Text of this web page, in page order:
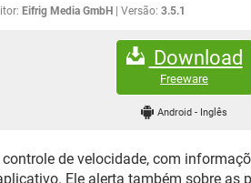
Eifrig Media GmbH Versão: 3.5.1
Download
Freeware
Android - Inglês
de velocidade, com
Ele alerta também sobre as